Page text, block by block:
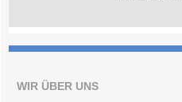
WIR ÜBER UNS